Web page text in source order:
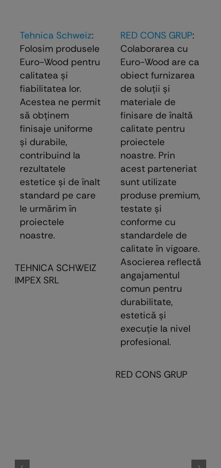
Tehnica Schweiz:
Folosim produsele
Euro-Wood pentru
calitatea și
fiabilitatea lor.
Acestea ne permit
să obținem
finisaje uniforme
și durabile,
contribuind la
rezultatele
estetice și de înalt
standard pe care
le urmărim în
proiectele
noastre.
TEHNICA SCHWEIZ
IMPEX SRL
RED CONS GRUP:
Colaborarea cu
Euro-Wood are ca
obiect furnizarea
de soluţii şi
materiale de
finisare de înaltă
calitate pentru
proiectele
noastre. Prin
acest parteneriat
sunt utilizate
produse premium,
testate şi
conforme cu
standardele de
calitate în vigoare.
Asocierea reflectă
angajamentul
comun pentru
durabilitate,
estetică şi
execuţie la nivel
profesional.
RED CONS GRUP